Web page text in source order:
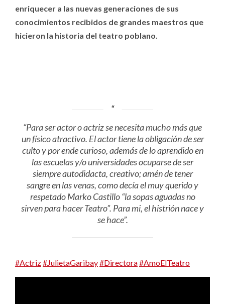
enriquecer a las nuevas generaciones de sus
conocimientos recibidos de grandes maestros que
hicieron la historia del teatro poblano.
“Para ser actor o actriz se necesita mucho más que
un físico atractivo. El actor tiene la obligación de ser
culto y por ende curioso, además de lo aprendido en
las escuelas y/o universidades ocuparse de ser
siempre autodidacta, creativo; amén de tener
sangre en las venas, como decía el muy querido y
respetado Marko Castillo “la sopas aguadas no
sirven para hacer Teatro”. Para mi, el histrión nace y
se hace”.
#Actriz#JulietaGaribay#Directora#AmoElTeatro